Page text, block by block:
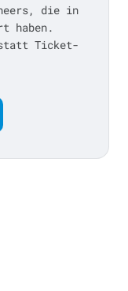
die in
haben.
Ticket-